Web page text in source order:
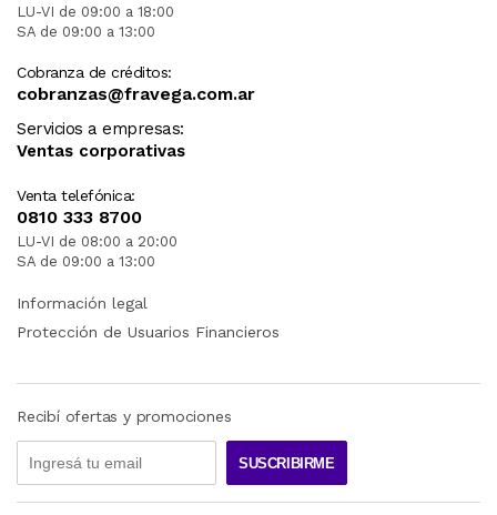
LU-VI de 09:00 a 18:00
SA de 09:00 a 13:00
Cobranza de créditos:
cobranzas@fravega.com.ar
Servicios a empresas:
Ventas corporativas
Venta telefónica:
0810 333 8700
LU-VI de 08:00 a 20:00
SA de 09:00 a 13:00
Información legal
Protección de Usuarios Financieros
Recibí ofertas y promociones
SUSCRIBIRME